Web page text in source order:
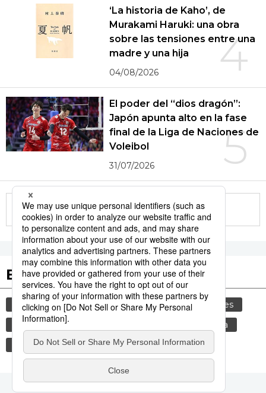
4
‘La historia de Kaho’, de
Murakami Haruki: una obra
sobre las tensiones entre una
madre y una hija
04/08/2026
5
El poder del “dios dragón”:
Japón apunta alto en la fase
final de la Liga de Naciones de
Voleibol
31/07/2026
More in this series
Etiquetas destacadas
cultura gastronomía comida
modales
gastronomía japonesa
cortesía
costumbres genkan